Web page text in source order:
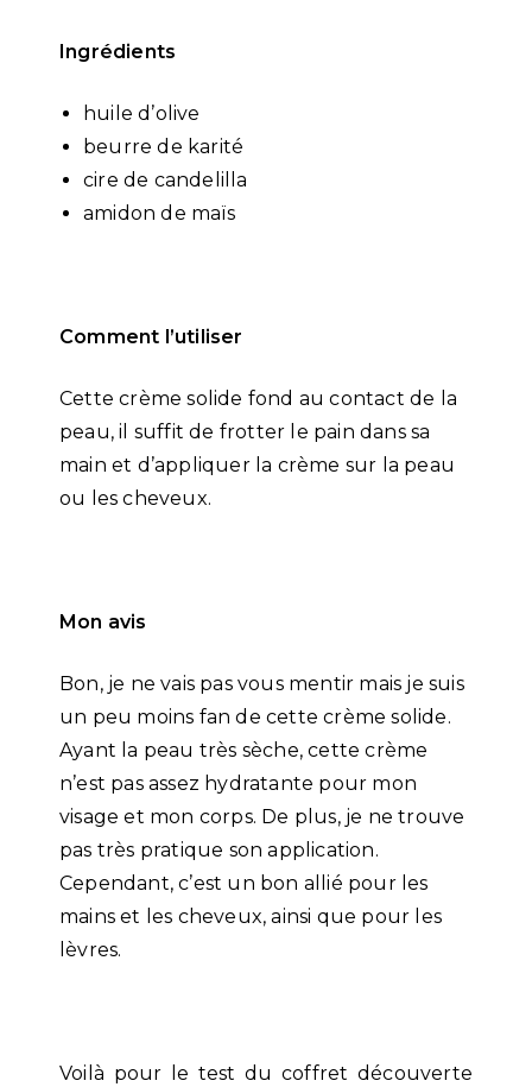
Ingrédients
huile d’olive
beurre de karité
cire de candelilla
amidon de maïs
Comment l’utiliser
Cette crème solide fond au contact de la
peau, il suffit de frotter le pain dans sa
main et d’appliquer la crème sur la peau
ou les cheveux.
Mon avis
Bon, je ne vais pas vous mentir mais je suis
un peu moins fan de cette crème solide.
Ayant la peau très sèche, cette crème
n’est pas assez hydratante pour mon
visage et mon corps. De plus, je ne trouve
pas très pratique son application.
Cependant, c’est un bon allié pour les
mains et les cheveux, ainsi que pour les
lèvres.
Voilà pour le test du coffret découverte